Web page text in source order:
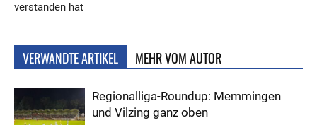
verstanden hat
VERWANDTE ARTIKEL MEHR VOM AUTOR
Regionalliga-Roundup: Memmingen
und Vilzing ganz oben